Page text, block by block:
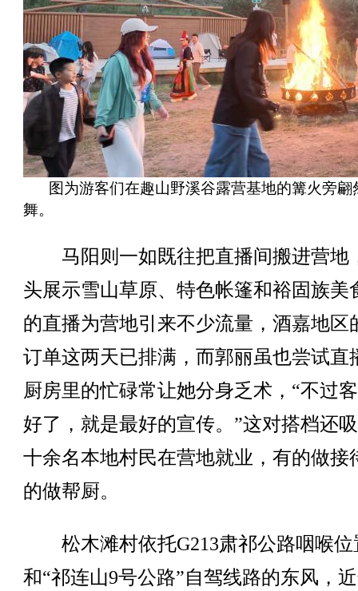
图为游客们在趣山野溪谷露营基地的篝火旁翩
舞。
马阳则一如既往把直播间搬进营地
头展示雪山草原、特色帐篷和裕固族美
的直播为营地引来不少流量，酒嘉地区
订单这两天已排满，而郭丽虽也尝试直
厨房里的忙碌常让她分身乏术，“不过
好了，就是最好的宣传。”这对搭档还
十余名本地村民在营地就业，有的做接
的做帮厨。
松木滩村依托G213肃祁公路咽喉位
和“祁连山9号公路”自驾线路的东风，